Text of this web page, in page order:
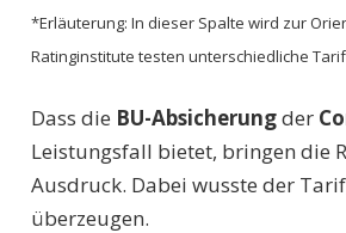
*Erläuterung: In dieser Spalte wird zur
Ratinginstitute testen unterschiedliche
Dass die BU-Absicherungder
Leistungsfall bietet, bringen die
Ausdruck. Dabei wusste der
überzeugen.